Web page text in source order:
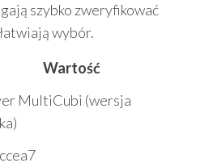
szybko zweryfikować
wybór.
Wartość
MultiCubi (wersja